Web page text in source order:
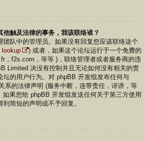
他触及法律的事务，我该联络谁？
团队中的管理员。如果没有回复您应该联络这个
lookup
) 或者，如果这个论坛运行于一个免费的
，f2s.com，等等.)，联络管理者或者服务商的违
Limited 决没有控制并且无论如何没有相关的责
坛的用户行为。对 phpBB 开发组发布任何与
系的法律声明 (服务中断，连带责任，诽谤，等
果您给 phpBB 开发组发送任何关于第三方使用
简短的声明或不予回复。